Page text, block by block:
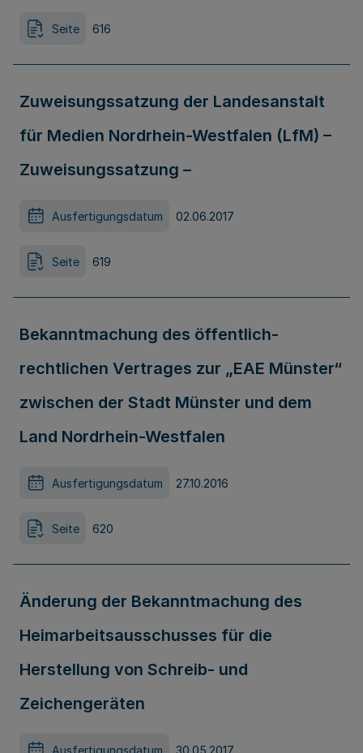
Seite 616
Zuweisungssatzung der Landesanstalt
für Medien Nordrhein-Westfalen (LfM) –
Zuweisungssatzung –
Ausfertigungsdatum 02.06.2017
Seite 619
Bekanntmachung des öffentlich-
rechtlichen Vertrages zur „EAE Münster“
zwischen der Stadt Münster und dem
Land Nordrhein-Westfalen
Ausfertigungsdatum 27.10.2016
Seite 620
Änderung der Bekanntmachung des
Heimarbeitsausschusses für die
Herstellung von Schreib- und
Zeichengeräten
Ausfertigungsdatum 30.05.2017